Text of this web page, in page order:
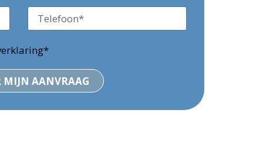
MIJN AANVRAAG